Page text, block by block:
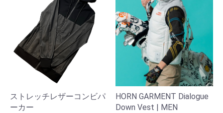
ストレッチレザーコンビパ
ーカー
HORN GARMENT Dialogue
Down Vest | MEN